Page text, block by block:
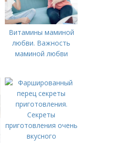
Витамины маминой
любви. Важность
маминой любви